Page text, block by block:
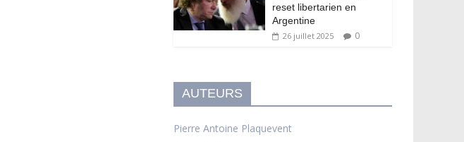
reset libertarien en
Argentine
26 juillet 2025 0
AUTEURS
Pierre Antoine Plaquevent